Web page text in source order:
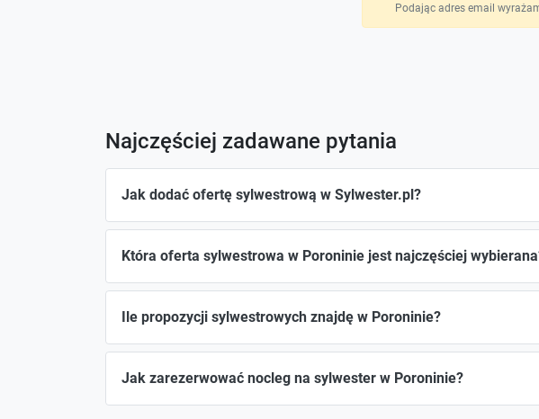
Podając adres email
Najczęściej zadawane pytania
Jak dodać ofertę sylwestrową w Sylwester.pl?
Która oferta sylwestrowa w Poroninie jest najczęściej
Ile propozycji sylwestrowych znajdę w Poroninie?
Jak zarezerwować nocleg na sylwester w Poroninie?